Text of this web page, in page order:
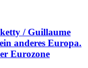
/ Guillaume
anderes Europa.
Eurozone